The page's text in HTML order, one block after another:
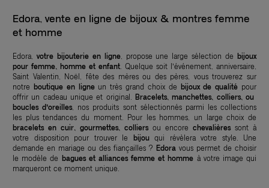
Edora, vente en ligne de bijoux & montres femme
et homme
Edora, votre bijouterie en ligne, propose une large sélection de bijoux
pour femme, homme et enfant. Quelque soit l’événement, anniversaire,
Saint Valentin, Noël, fête des mères ou des pères, vous trouverez sur
notre boutique en ligneun très grand choix de bijoux de qualité pour
offrir un cadeau unique et original. Bracelets, manchettes, colliers, ou
boucles d’oreilles, nos produits sont sélectionnés parmi les collections
les plus tendances du moment. Pour les hommes, un large choix de
bracelets en cuir, gourmettes, colliersou encore chevalièressont à
votre disposition pour trouver le
bijouqui révèlera votre style. Une
demande en mariage ou des fiançailles ? Edora vous permet de choisir
le modèle de bagues et alliances femme et homme à votre image qui
marqueront ce moment unique.